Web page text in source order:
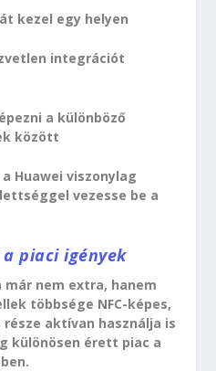
kezel egy helyen
integrációt
a különböző
között
Huawei viszonylag
vezesse be a
piaci igények
nem extra, hanem
többsége NFC-képes,
aktívan használja is
különösen érett piac a